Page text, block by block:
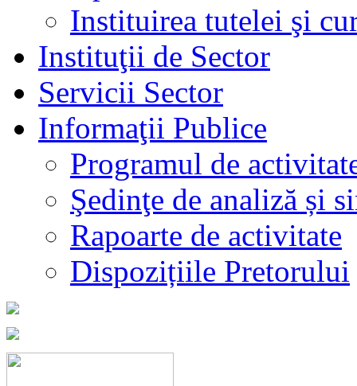
Instituirea tutelei şi
Instituţii de Sector
Servicii Sector
Informaţii Publice
Programul de
Şedinţe de analiză și
Rapoarte de activitate
Dispozițiile Pretorului